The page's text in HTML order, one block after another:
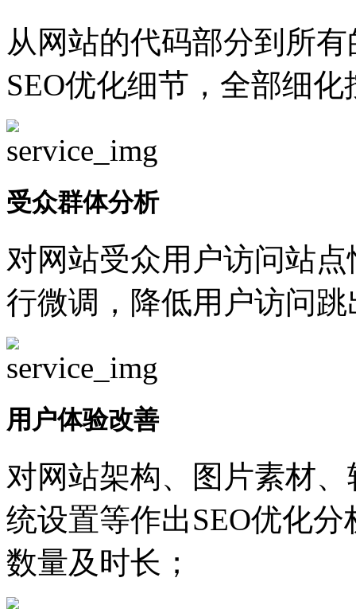
从网站的代码部分到所
SEO优化细节，全部细
受众群体分析
对网站受众用户访问站
行微调，降低用户访问
用户体验改善
对网站架构、图片素材
统设置等作出SEO优化
数量及时长；